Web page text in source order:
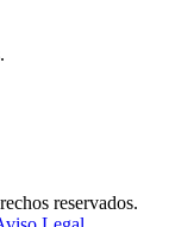
reservados.